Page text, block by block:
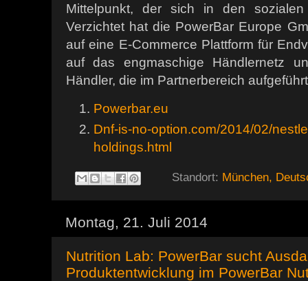
Mittelpunkt, der sich in den
Verzichtet hat die PowerBar Europe
auf eine E-Commerce Plattform für
auf das engmaschige Händlernetz
Händler, die im Partnerbereich
Powerbar.eu
Dnf-is-no-option.com/2014/02/
holdings.html
Standort: München,
Montag, 21. Juli 2014
Nutrition Lab: PowerBar sucht
Produktentwicklung im PowerBar